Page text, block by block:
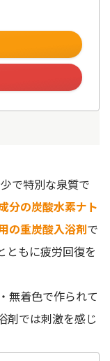
で特別な泉質で
分の炭酸水素ナト
の重炭酸入浴剤で
ともに疲労回復を
無着色で作られて
剤では刺激を感じ